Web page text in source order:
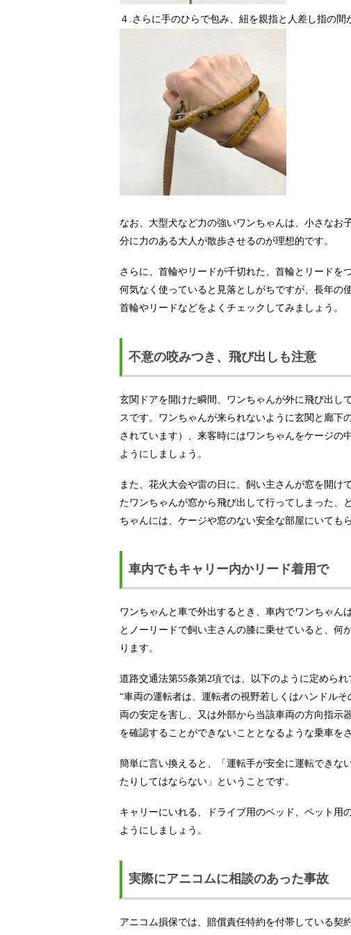
４.さらに手のひらで包み、紐を親指と人差し指の間
なお、大型犬など力の強いワンちゃんは、小さなお
分に力のある大人が散歩させるのが理想的です。
さらに、首輪やリードが千切れた、首輪とリードを
何気なく使っていると見落としがちですが、長年の
首輪やリードなどをよくチェックしてみましょう。
不意の咬みつき、飛び出しも注意
玄関ドアを開けた瞬間、ワンちゃんが外に飛び出し
スです。ワンちゃんが来られないように玄関と廊下
されています）、来客時にはワンちゃんをケージの
ようにしましょう。
また、花火大会や雷の日に、飼い主さんが窓を開
たワンちゃんが窓から飛び出して行ってしまった、
ちゃんには、ケージや窓のない安全な部屋にいても
車内でもキャリー内かリード着用で
ワンちゃんと車で外出するとき、車内でワンちゃん
とノーリードで飼い主さんの膝に乗せていると、何
ります。
道路交通法第55条第2項では、以下のように定められ
“車両の運転者は、運転者の視野若しくはハンドル
両の安定を害し、又は外部から当該車両の方向指示
を確認することができないこととなるような乗車を
簡単に言い換えると、「運転手が安全に運転できな
たりしてはならない」ということです。
キャリーにいれる、ドライブ用のベッド、ペット用
ようにしましょう。
実際にアニコムに相談のあった事故
アニコム損保では、賠償責任特約を付帯している契